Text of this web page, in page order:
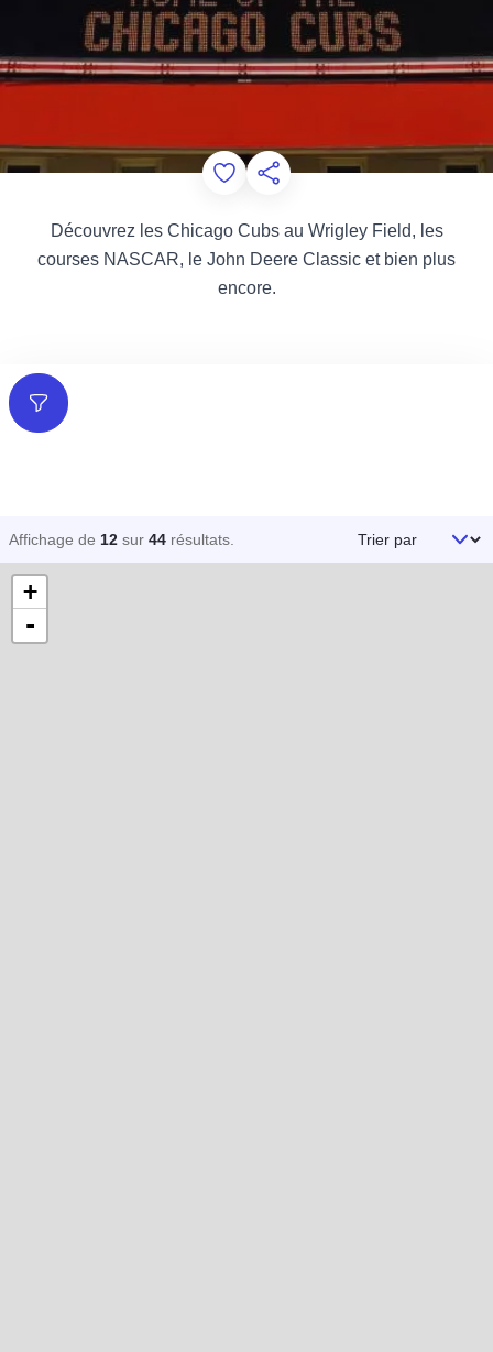
Add to Favorites
Partager cette page
Découvrez les Chicago Cubs au Wrigley Field, les
courses NASCAR, le John Deere Classic et bien plus
encore.
Filtres
Affichage de 12 sur 44 résultats Trier par
+
-